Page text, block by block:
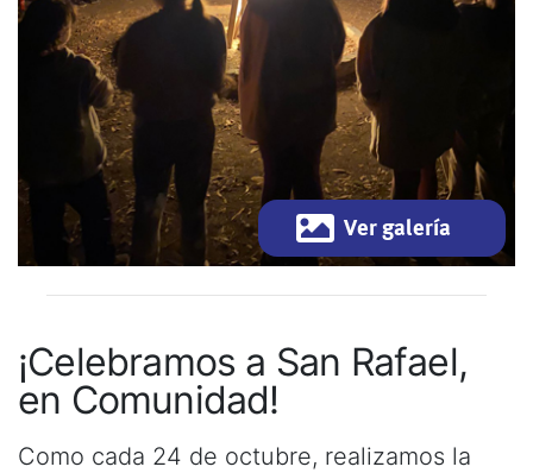
Ver galería
¡Celebramos a San Rafael,
en Comunidad!
Como cada 24 de octubre, realizamos la